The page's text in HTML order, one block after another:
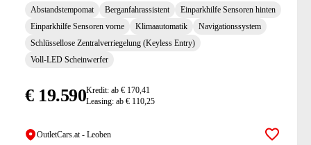
Abstandstempomat
Berganfahrassistent
Einparkhilfe Sensoren hinten
Einparkhilfe Sensoren vorne
Klimaautomatik
Navigationssystem
Schlüssellose Zentralverriegelung (Keyless Entry)
Voll-LED Scheinwerfer
€ 19.590Kredit: ab € 170,41
Leasing: ab € 110,25
OutletCars.at - Leoben Zur